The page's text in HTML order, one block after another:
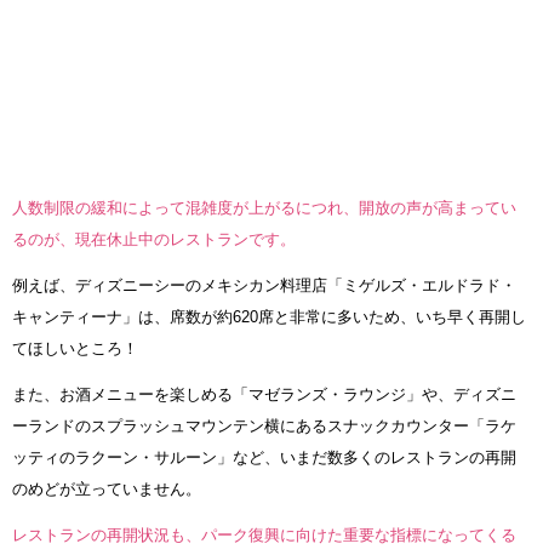
人数制限の緩和によって混雑度が上がるにつれ、開放の声が高まってい
るのが、現在休止中のレストランです。
例えば、ディズニーシーのメキシカン料理店「ミゲルズ・エルドラド・
キャンティーナ」は、席数が約620席と非常に多いため、いち早く再開し
てほしいところ！
また、お酒メニューを楽しめる「マゼランズ・ラウンジ」や、ディズニ
ーランドのスプラッシュマウンテン横にあるスナックカウンター「ラケ
ッティのラクーン・サルーン」など、いまだ数多くのレストランの再開
のめどが立っていません。
レストランの再開状況も、パーク復興に向けた重要な指標になってくる